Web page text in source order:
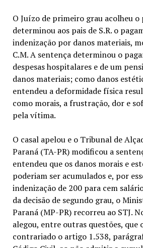
O Juízo de primeiro grau acolheu o
determinou aos pais de S.R. o
indenização por danos materiais,
C.M. A sentença determinou o
despesas hospitalares e de um
danos materiais; como danos
entendeu a deformidade física
como morais, a frustração, dor e
pela vítima.
O casal apelou e o Tribunal de
Paraná (TA-PR) modificou a
entendeu que os danos morais e
poderiam ser acumulados e, por
indenização de 200 para cem
da decisão de segundo grau, o
Paraná (MP-PR) recorreu ao STJ.
alegou, entre outras questões, que
contrariado o artigo 1.538,